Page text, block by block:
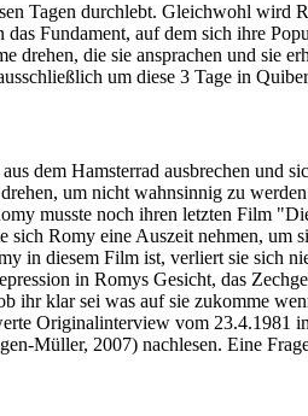
Tagen durchlebt. Gleichwohl wird
Fundament, auf dem sich ihre
die sie ansprachen und sie
um diese 3 Tage in
dem Hamsterrad ausbrechen und
um nicht wahnsinnig zu
musste noch ihren letzten Film
Romy eine Auszeit nehmen,
in diesem Film ist, verliert sie sich
in Romys Gesicht, das
klar sei was auf sie zukomme
Originalinterview vom
Müller, 2007) nachlesen. Eine